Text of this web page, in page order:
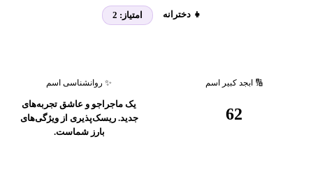
👧 دخترانه امتیاز: 2
🔢 ابجد کبیر اسم
62
✨ روانشناسی اسم
یک ماجراجو و عاشق تجربه‌های
جدید. ریسک‌پذیری از ویژگی‌های
بارز شماست.